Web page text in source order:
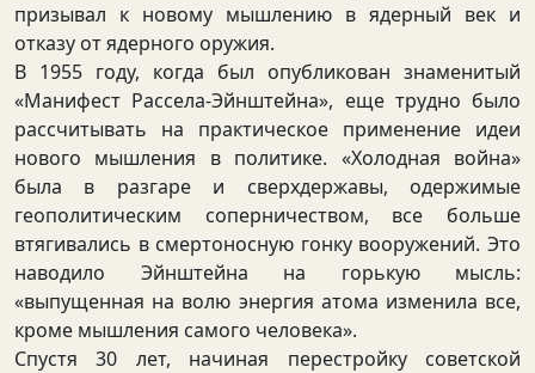
призывал к новому мышлению в ядерный век и
отказу от ядерного оружия.
В 1955 году, когда был опубликован знаменитый
«Манифест Рассела-Эйнштейна», еще трудно было
рассчитывать на практическое применение идеи
нового мышления в политике. «Холодная война»
была в разгаре и сверхдержавы, одержимые
геополитическим соперничеством, все больше
втягивались в смертоносную гонку вооружений. Это
наводило Эйнштейна на горькую мысль:
«выпущенная на волю энергия атома изменила все,
кроме мышления самого человека».
Спустя 30 лет, начиная перестройку советской